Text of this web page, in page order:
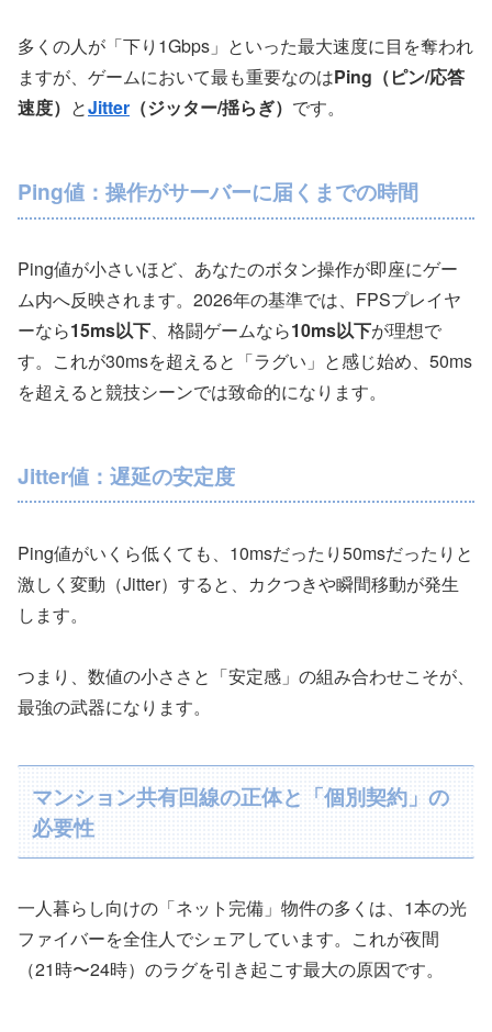
多くの人が「下り1Gbps」といった最大速度に目を奪われ
ますが、ゲームにおいて最も重要なのはPing（ピン/応答
速度） とJitter （ジッター/揺らぎ） です。
Ping値：操作がサーバーに届くまでの時間
Ping値が小さいほど、あなたのボタン操作が即座にゲー
ム内へ反映されます。2026年の基準では、FPSプレイヤ
ーなら15ms以下、格闘ゲームなら10ms以下が理想で
す。これが30msを超えると「ラグい」と感じ始め、50ms
を超えると競技シーンでは致命的になります。
Jitter値：遅延の安定度
Ping値がいくら低くても、10msだったり50msだったりと
激しく変動（Jitter）すると、カクつきや瞬間移動が発生
します。
つまり、数値の小ささと「安定感」の組み合わせこそが、
最強の武器になります。
マンション共有回線の正体と「個別契約」の
必要性
一人暮らし向けの「ネット完備」物件の多くは、1本の光
ファイバーを全住人でシェアしています。これが夜間
（21時〜24時）のラグを引き起こす最大の原因です。